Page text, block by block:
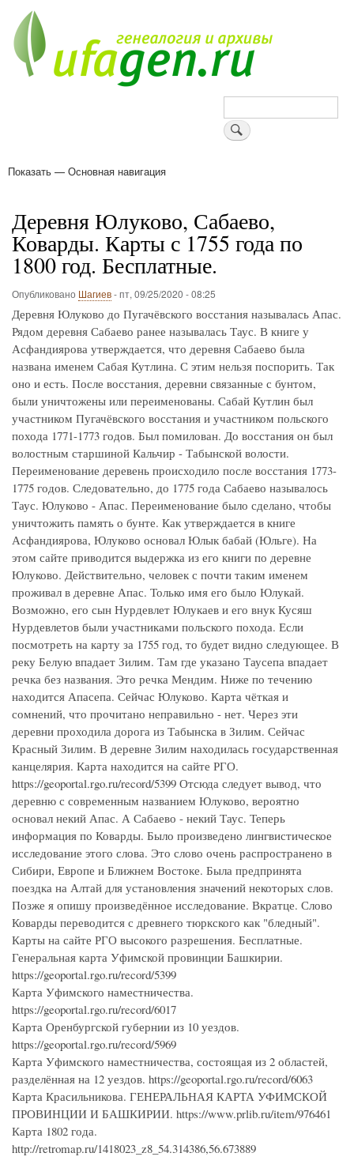
основному
содержанию
Поиск
Основная
Показать — Основная навигация
Деревня Юлуково, Сабаево,
Коварды. Карты с 1755 года по
1800 год. Бесплатные.
Опубликовано Шагиев-пт, 09/25/2020 - 08:25
Деревня Юлуково до Пугачёвского восстания называлась Апас.
Рядом деревня Сабаево ранее называлась Таус. В книге у
Асфандиярова утверждается, что деревня Сабаево была
названа именем Сабая Кутлина. С этим нельзя поспорить. Так
оно и есть. После восстания, деревни связанные с бунтом,
были уничтожены или переименованы. Сабай Кутлин был
участником Пугачёвского восстания и участником польского
похода 1771-1773 годов. Был помилован. До восстания он был
волостным старшиной Кальчир - Табынской волости.
Переименование деревень происходило после восстания 1773-
1775 годов. Следовательно, до 1775 года Сабаево называлось
Таус. Юлуково - Апас. Переименование было сделано, чтобы
уничтожить память о бунте. Как утверждается в книге
Асфандиярова, Юлуково основал Юлык бабай (Юльге). На
этом сайте приводится выдержка из его книги по деревне
Юлуково. Действительно, человек с почти таким именем
проживал в деревне Апас. Только имя его было Юлукай.
Возможно, его сын Нурдевлет Юлукаев и его внук Кусяш
Нурдевлетов были участниками польского похода. Если
посмотреть на карту за 1755 год, то будет видно следующее. В
реку Белую впадает Зилим. Там где указано Таусепа впадает
речка без названия. Это речка Мендим. Ниже по течению
находится Апасепа. Сейчас Юлуково. Карта чёткая и
сомнений, что прочитано неправильно - нет. Через эти
деревни проходила дорога из Табынска в Зилим. Сейчас
Красный Зилим. В деревне Зилим находилась государственная
канцелярия. Карта находится на сайте РГО.
https://geoportal.rgo.ru/record/5399 Отсюда следует вывод, что
деревню с современным названием Юлуково, вероятно
основал некий Апас. А Сабаево - некий Таус. Теперь
информация по Коварды. Было произведено лингвистическое
исследование этого слова. Это слово очень распространено в
Сибири, Европе и Ближнем Востоке. Была предпринята
поездка на Алтай для установления значений некоторых слов.
Позже я опишу произведённое исследование. Вкратце. Слово
Коварды переводится с древнего тюркского как "бледный".
Карты на сайте РГО высокого разрешения. Бесплатные.
Генеральная карта Уфимской провинции Башкирии.
https://geoportal.rgo.ru/record/5399
Карта Уфимского наместничества.
https://geoportal.rgo.ru/record/6017
Карта Оренбургской губернии из 10 уездов.
https://geoportal.rgo.ru/record/5969
Карта Уфимского наместничества, состоящая из 2 областей,
разделённая на 12 уездов. https://geoportal.rgo.ru/record/6063
Карта Красильникова. ГЕНЕРАЛЬНАЯ КАРТА УФИМСКОЙ
ПРОВИНЦИИ И БАШКИРИИ. https://www.prlib.ru/item/976461
Карта 1802 года.
http://retromap.ru/1418023_z8_54.314386,56.673889